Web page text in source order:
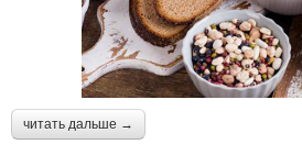
читать дальше →